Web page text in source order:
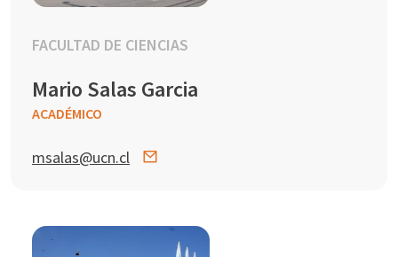
FACULTAD DE CIENCIAS
Mario Salas Garcia
ACADÉMICO
msalas@ucn.cl